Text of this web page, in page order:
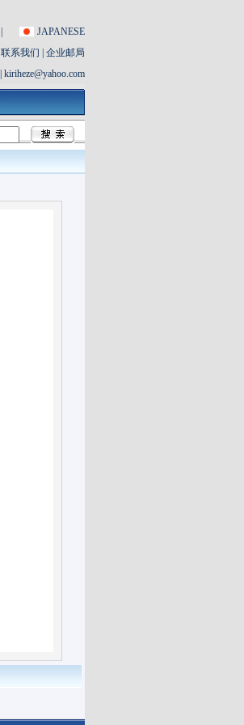
JAPANESE
联系我们
企业邮局
kiriheze@yahoo.com